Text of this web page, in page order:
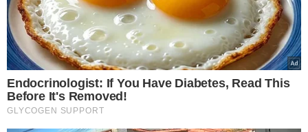
‘’Se você quiser o telefone das mães dos meus filhos eu te
passo, não tem problema nenhum. Pergunta para elas se
eu sou um mau pai. Toma vergonha na tua cara, tem
mais de 50 anos e vem lacrar na internet’’, finalizou.